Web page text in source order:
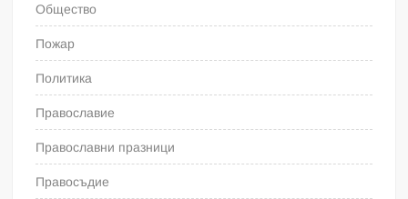
Общество
Пожар
Политика
Православие
Православни празници
Правосъдие